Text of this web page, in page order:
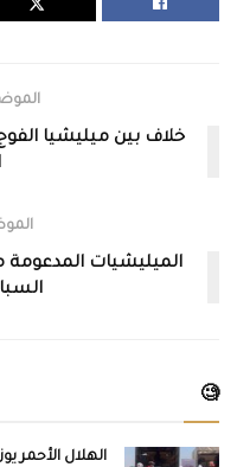
الميليشيات المدعومة
🧐